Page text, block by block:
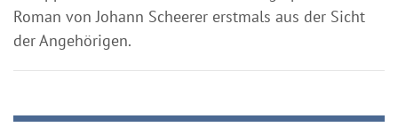
Roman von Johann Scheerer erstmals aus der Sicht
der Angehörigen.